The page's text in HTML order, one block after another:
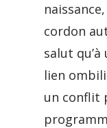
cordon
salut
lien
un conflit